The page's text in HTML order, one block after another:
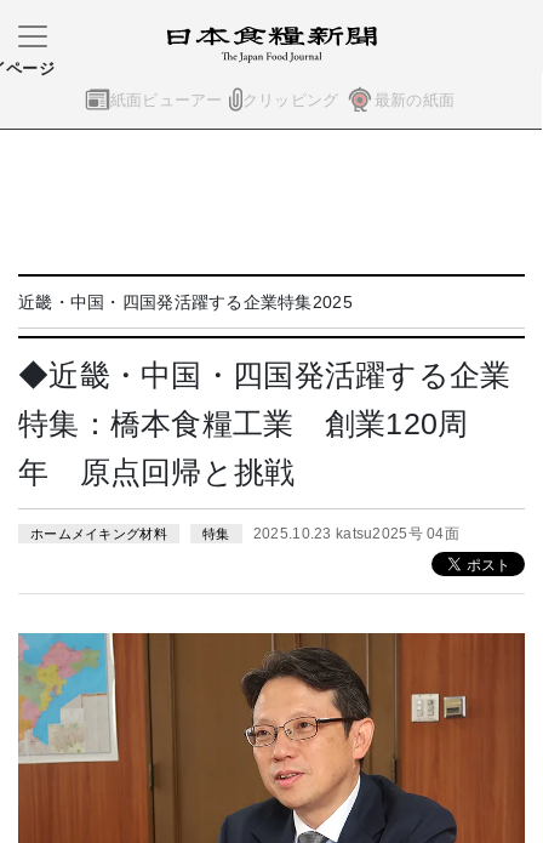
紙面ビューアー クリッピング 最新の紙面
ページ
近畿・中国・四国発活躍する企業特集2025
◆近畿・中国・四国発活躍する企業
特集：橋本食糧工業 創業120周
年 原点回帰と挑戦
ホームメイキング材料 特集 2025.10.23 katsu2025号 04面